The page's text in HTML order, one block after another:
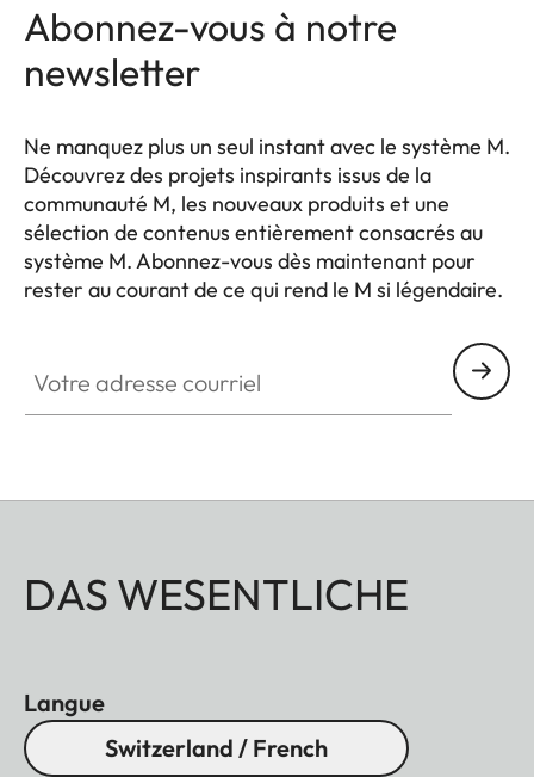
Abonnez-vous à notre
newsletter
Ne manquez plus un seul instant avec le système M.
Découvrez des projets inspirants issus de la
communauté M, les nouveaux produits et une
sélection de contenus entièrement consacrés au
système M. Abonnez-vous dès maintenant pour
rester au courant de ce qui rend le M si légendaire.
DAS WESENTLICHE
Langue
Switzerland / French